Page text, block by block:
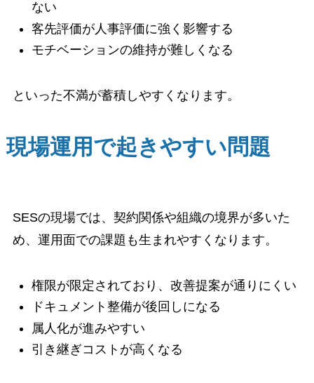
ない
客先評価が人事評価に強く影響する
モチベーションの維持が難しくなる
といった不満が蓄積しやすくなります。
現場運用で起きやすい問題
SESの現場では、契約関係や組織の境界が多いた
め、運用面での課題も生まれやすくなります。
権限が限定されており、改善提案が通りにくい
ドキュメント整備が後回しになる
属人化が進みやすい
引き継ぎコストが高くなる